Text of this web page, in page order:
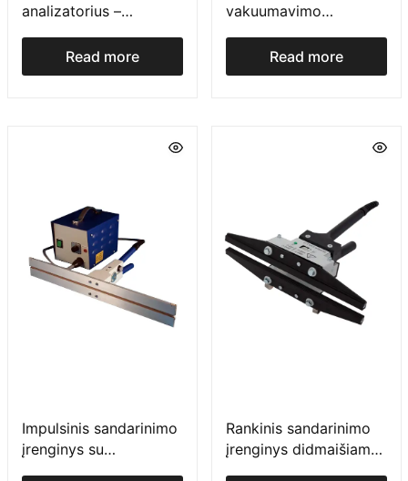
analizatorius –
Read more
vakuumavimo
galimybe specialiems
produktams – vQm XL
Read more
Impulsinis sandarinimo
įrenginys su
Rankinis sandarinimo
įrenginys didmaišiams